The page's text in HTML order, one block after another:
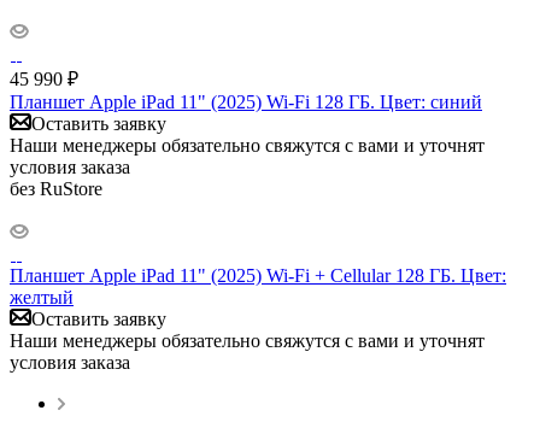
45 990 ₽
Планшет Apple iPad 11" (2025) Wi-Fi 128 ГБ. Цвет: синий
Оставить заявку
Наши менеджеры обязательно свяжутся с вами и уточнят
условия заказа
без RuStore
Планшет Apple iPad 11" (2025) Wi-Fi + Cellular 128 ГБ. Цвет:
желтый
Оставить заявку
Наши менеджеры обязательно свяжутся с вами и уточнят
условия заказа